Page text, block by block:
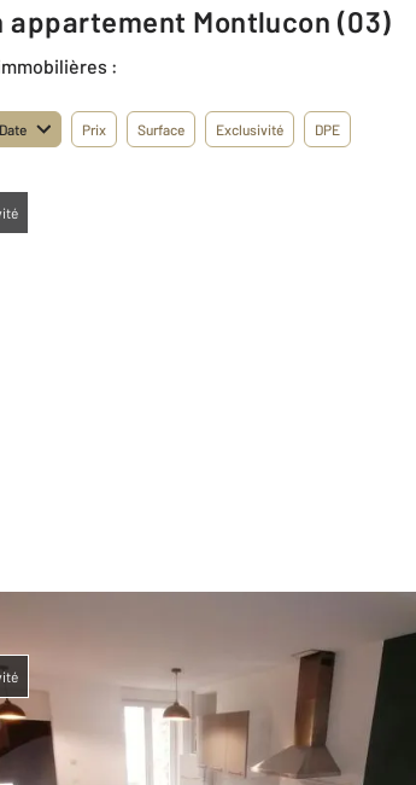
appartement Montlucon (03)
:
Date Prix Surface Exclusivité DPE